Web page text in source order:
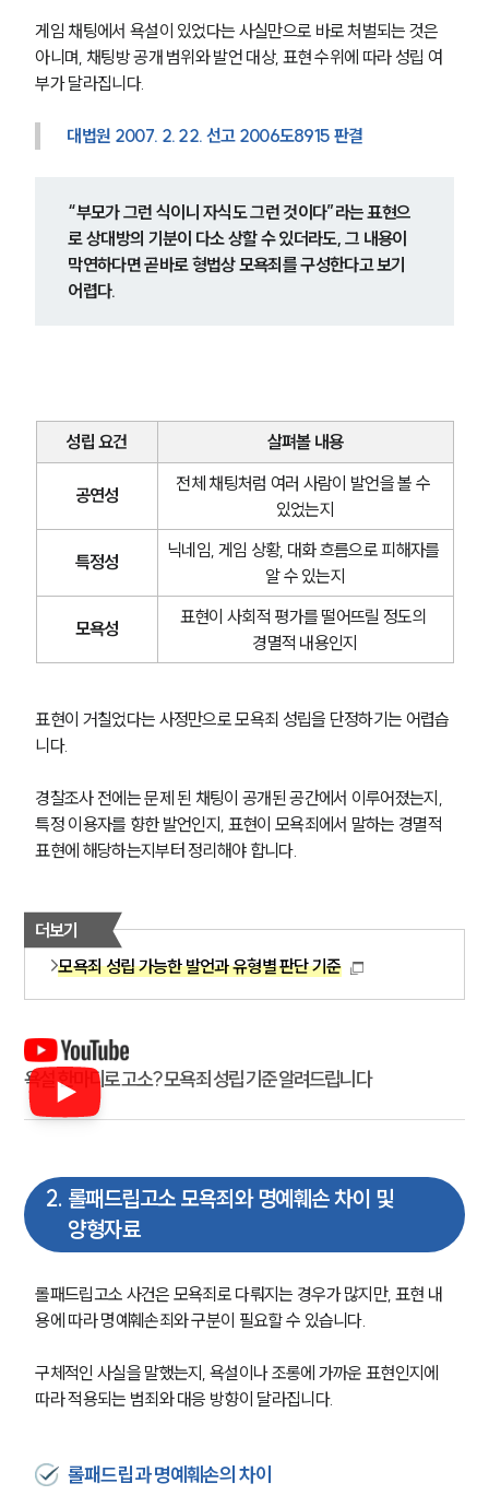
게임 채팅에서 욕설이 있었다는 사실만으로 바로 처벌되는 것은
아니며, 채팅방 공개 범위와 발언 대상, 표현 수위에 따라 성립 여
부가 달라집니다.
대법원 2007. 2. 22. 선고 2006도8915 판결
“부모가 그런 식이니 자식도 그런 것이다”라는 표현으
로 상대방의 기분이 다소 상할 수 있더라도, 그 내용이
막연하다면 곧바로 형법상 모욕죄를 구성한다고 보기
어렵다.
성립 요건 살펴볼 내용
공연성
전체 채팅처럼 여러 사람이 발언을 볼 수
있었는지
특정성
닉네임, 게임 상황, 대화 흐름으로 피해자를
알 수 있는지
모욕성
표현이 사회적 평가를 떨어뜨릴 정도의
경멸적 내용인지
표현이 거칠었다는 사정만으로 모욕죄 성립을 단정하기는 어렵습
니다.
경찰조사 전에는 문제 된 채팅이 공개된 공간에서 이루어졌는지,
특정 이용자를 향한 발언인지, 표현이 모욕죄에서 말하는 경멸적
표현에 해당하는지부터 정리해야 합니다.
더보기
모욕죄 성립 가능한 발언과 유형별 판단 기준
욕설 한마디로 고소? 모욕죄 성립 기준 알려드립니다
2. 롤패드립고소 모욕죄와 명예훼손 차이 및
양형자료
롤패드립고소 사건은 모욕죄로 다뤄지는 경우가 많지만, 표현 내
용에 따라 명예훼손죄와 구분이 필요할 수 있습니다.
구체적인 사실을 말했는지, 욕설이나 조롱에 가까운 표현인지에
따라 적용되는 범죄와 대응 방향이 달라집니다.
롤패드립과 명예훼손의 차이